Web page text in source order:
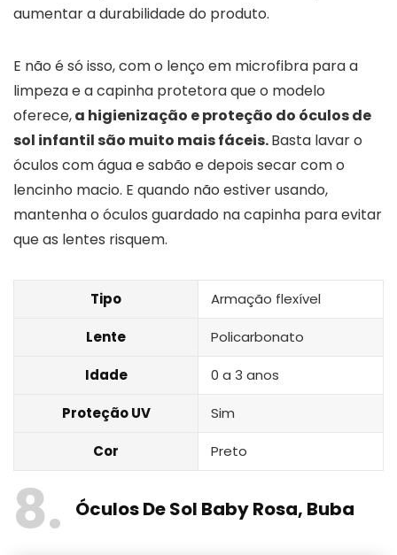
aumentar a durabilidade do produto.
E não é só isso, com o lenço em microfibra para a
limpeza e a capinha protetora que o modelo
oferece,a higienização e proteção do óculos de
sol infantil são muito mais fáceis.Basta lavar o
óculos com água e sabão e depois secar com o
lencinho macio. E quando não estiver usando,
mantenha o óculos guardado na capinha para evitar
que as lentes risquem.
Tipo Armação flexível
Lente Policarbonato
Idade 0 a 3 anos
Proteção UV Sim
Cor Preto
8 Óculos De Sol Baby Rosa, Buba